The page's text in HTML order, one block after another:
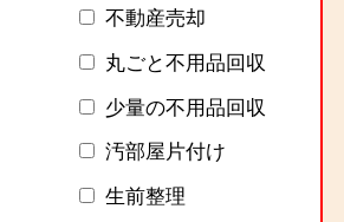
不動産売却
丸ごと不用品回収
少量の不用品回収
汚部屋片付け
生前整理